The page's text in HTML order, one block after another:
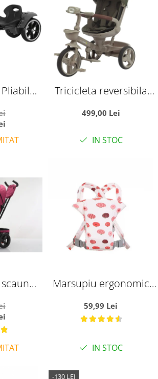
Tricicleta reversibila
pozitie de somn, roti
lumini
499,00 Lei
IN STOC
Mov
Marsupiu ergonomic
bebelusi, Pink Fruits, alb
cu roz
59,99 Lei
IN STOC
-130 LEI